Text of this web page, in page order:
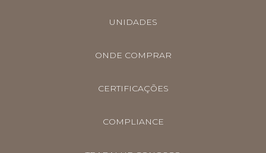
UNIDADES
ONDE COMPRAR
CERTIFICAÇÕES
COMPLIANCE